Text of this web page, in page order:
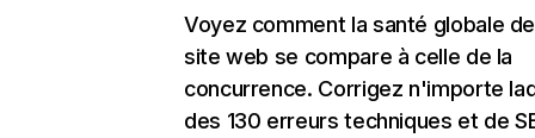
Voyez comment la santé globale
site web se compare à celle de la
concurrence. Corrigez n'importe
des 130 erreurs techniques et de